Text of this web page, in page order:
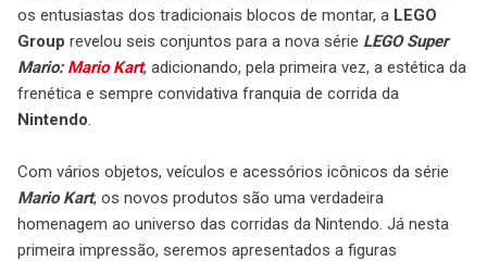
os entusiastas dos tradicionais blocos de montar, a LEGO
Group revelou seis conjuntos para a nova série LEGO Super
Mario: Mario Kart, adicionando, pela primeira vez, a estética da
frenética e sempre convidativa franquia de corrida da
Nintendo.
Com vários objetos, veículos e acessórios icônicos da série
Mario Kart, os novos produtos são uma verdadeira
homenagem ao universo das corridas da Nintendo. Já nesta
primeira impressão, seremos apresentados a figuras